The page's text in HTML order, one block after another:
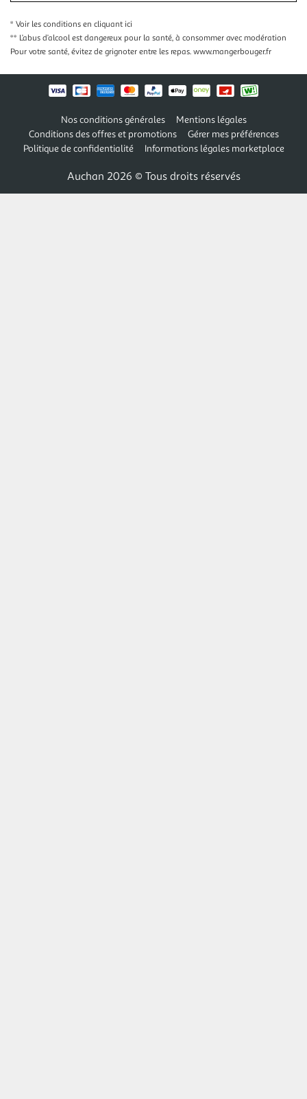
* Voir les conditions en cliquant ici
** L’abus d’alcool est dangereux pour la santé, à consommer avec modération
Pour votre santé, évitez de grignoter entre les repas. www.mangerbouger.fr
Nos conditions générales
Mentions légales
Conditions des offres et promotions
Gérer mes préférences
Politique de confidentialité
Informations légales marketplace
Auchan 2026 © Tous droits réservés